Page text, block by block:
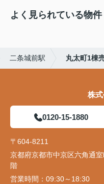
よく見られている物件
二条城前駅 丸太町1棟
株
0120-15-1880
〒604-8211
京都府京都市中京区六角通
階
営業時間： 09:30～18:30